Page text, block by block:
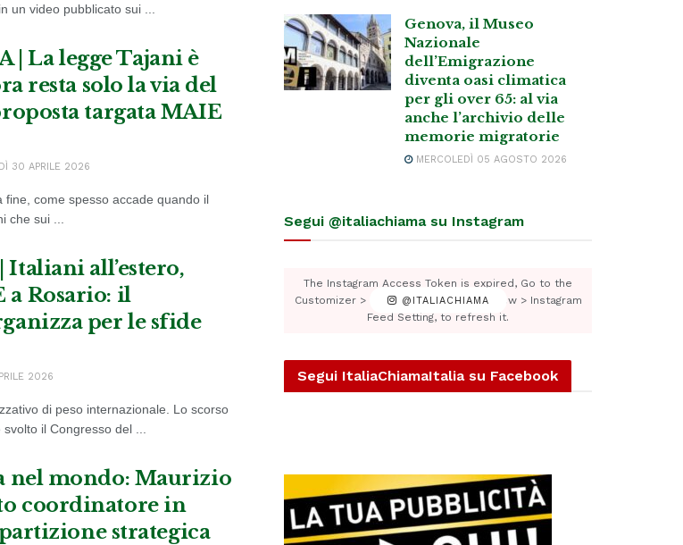
un video pubblicato sui ...
| La legge Tajani è
resta solo la via del
targata MAIE
30 APRILE 2026
fine, come spesso accade quando il
che sui ...
Italiani all’estero,
a Rosario: il
per le sfide
2026
di peso internazionale. Lo scorso
il Congresso del ...
nel mondo: Maurizio
coordinatore in
strategica
Genova, il Museo
Nazionale
dell’Emigrazione
diventa oasi climatica
per gli over 65: al via
anche l’archivio delle
memorie migratorie
MERCOLEDÌ 05 AGOSTO 2026
Segui @italiachiama su Instagram
@ITALIACHIAMA
The Instagram Access Token is expired, Go to the
Customizer > JNews : Social, Like & View > Instagram
Feed Setting, to refresh it.
Segui ItaliaChiamaItalia su Facebook